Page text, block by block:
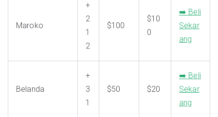
Maroko
+
2
1
2
$100
$10
0
➡️ Beli
Sekar
ang
Belanda
+
3
1
$50 $20
➡️ Beli
Sekar
ang